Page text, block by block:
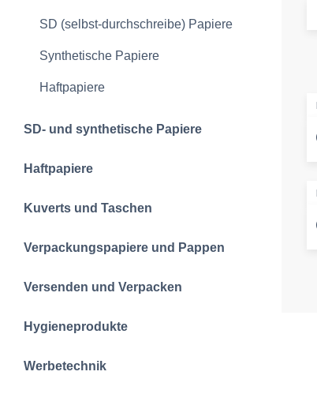
SD (selbst-durchschreibe) Papiere
Synthetische Papiere
Haftpapiere
SD- und synthetische Papiere
Haftpapiere
Kuverts und Taschen
Verpackungspapiere und Pappen
Versenden und Verpacken
Hygieneprodukte
Werbetechnik